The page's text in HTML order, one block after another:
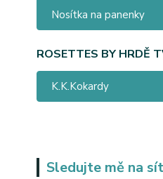
Nosítka na panenky
ROSETTES BY HRDĚ
K.K.Kokardy
Sledujte mě na